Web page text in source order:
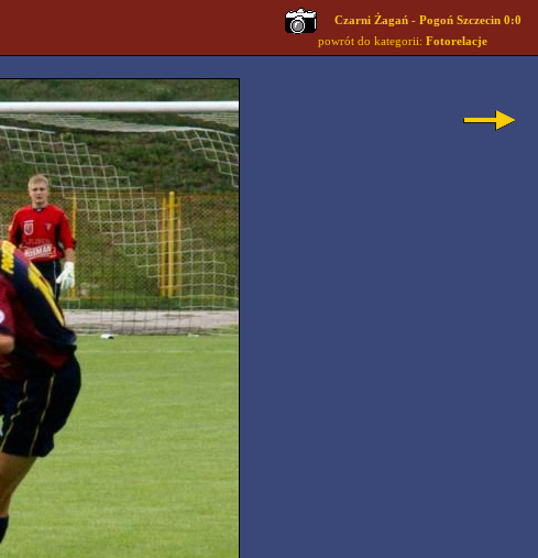
Czarni Żagań - Pogoń Szczecin 0:0
powrót do kategorii: Fotorelacje